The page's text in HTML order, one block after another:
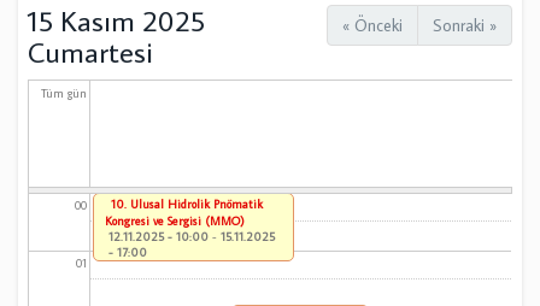
« Önceki Sonraki »
15 Kasım 2025
Cumartesi
Tüm gün
00
01
10. Ulusal Hidrolik Pnömatik
Kongresi ve Sergisi (MMO)
12.11.2025 - 10:00 -15.11.2025
- 17:00